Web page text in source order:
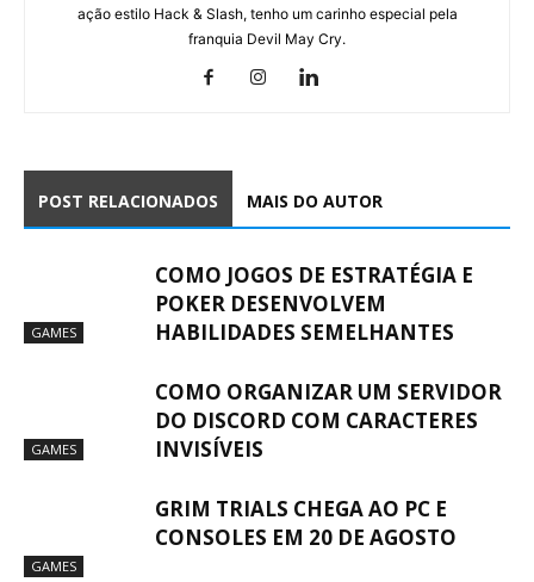
ação estilo Hack & Slash, tenho um carinho especial pela
franquia Devil May Cry.
POST RELACIONADOS MAIS DO AUTOR
GAMES
COMO JOGOS DE ESTRATÉGIA E
POKER DESENVOLVEM
HABILIDADES SEMELHANTES
GAMES
COMO ORGANIZAR UM SERVIDOR
DO DISCORD COM CARACTERES
INVISÍVEIS
GAMES
GRIM TRIALS CHEGA AO PC E
CONSOLES EM 20 DE AGOSTO